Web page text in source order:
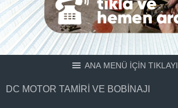
ANA MENÜ İÇİN
DC MOTOR TAMIRI VE BOBINAJI